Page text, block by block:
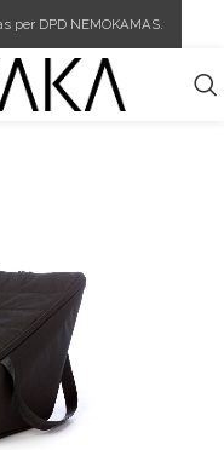
per DPD NEMOKAMAS.